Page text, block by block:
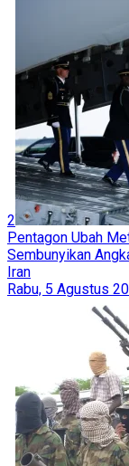
2
Pentagon Ubah
Sembunyikan
Iran
Rabu, 5 Agustus